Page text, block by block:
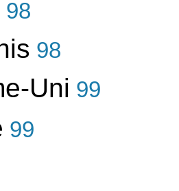
98
98
Uni 99
99